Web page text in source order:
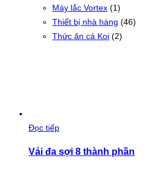
Máy lắc Vortex (1)
Thiết bị nhà hàng (46)
Thức ăn cá Koi (2)
Đọc tiếp
Vải đa sợi 8 thành phần